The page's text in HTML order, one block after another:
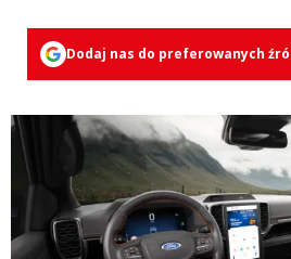
Dodaj nas do preferowanych